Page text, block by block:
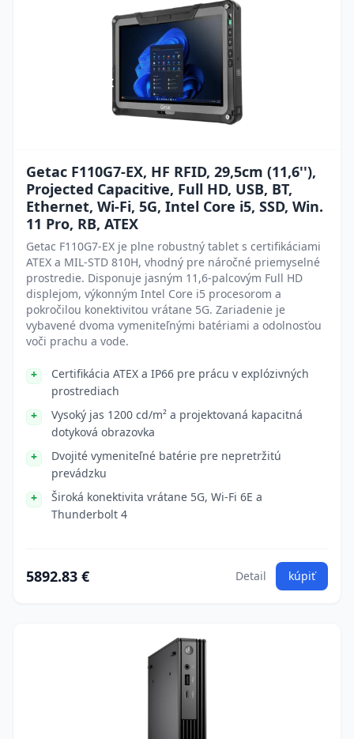
Getac F110G7-EX, HF RFID, 29,5cm (11,6''),
Projected Capacitive, Full HD, USB, BT,
Ethernet, Wi-Fi, 5G, Intel Core i5, SSD, Win.
11 Pro, RB, ATEX
Getac F110G7-EX je plne robustný tablet s certifikáciami
ATEX a MIL-STD 810H, vhodný pre náročné priemyselné
prostredie. Disponuje jasným 11,6-palcovým Full HD
displejom, výkonným Intel Core i5 procesorom a
pokročilou konektivitou vrátane 5G. Zariadenie je
vybavené dvoma vymeniteľnými batériami a odolnosťou
voči prachu a vode.
Certifikácia ATEX a IP66 pre prácu v explózivných
prostrediach
Vysoký jas 1200 cd/m² a projektovaná kapacitná
dotyková obrazovka
Dvojité vymeniteľné batérie pre nepretržitú
prevádzku
Široká konektivita vrátane 5G, Wi-Fi 6E a
Thunderbolt 4
5892.83 € Detail kúpiť